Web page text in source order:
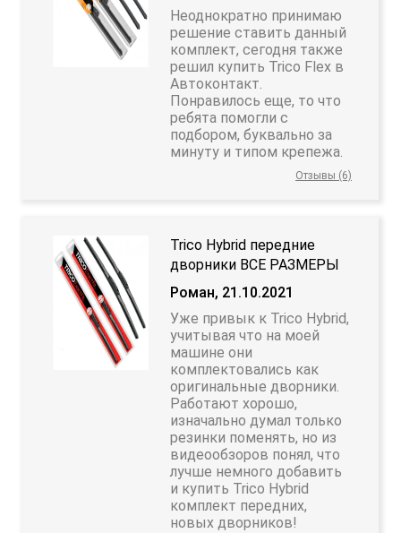
Неоднократно принимаю
решение ставить данный
комплект, сегодня также
решил купить Trico Flex в
Автоконтакт.
Понравилось еще, то что
ребята помогли с
подбором, буквально за
минуту и типом крепежа.
Отзывы (6)
Trico Hybrid передние
дворники ВСЕ РАЗМЕРЫ
Роман, 21.10.2021
Уже привык к Trico Hybrid,
учитывая что на моей
машине они
комплектовались как
оригинальные дворники.
Работают хорошо,
изначально думал только
резинки поменять, но из
видеообзоров понял, что
лучше немного добавить
и купить Trico Hybrid
комплект передних,
новых дворников!